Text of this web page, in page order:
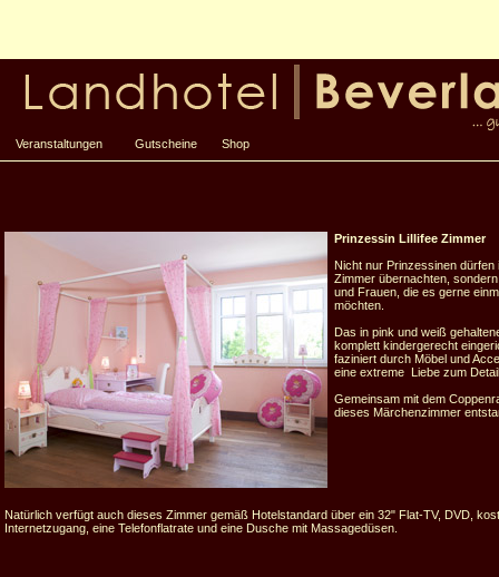
Veranstaltungen Gutscheine Shop
Prinzessin Lillifee Zimmer
Nicht nur Prinzessinen dürfen
Zimmer übernachten,
und Frauen, die es gerne
möchten.
Das in pink und weiß
komplett kindergerecht
faziniert durch Möbel und
eine extreme Liebe zum
Gemeinsam mit dem
dieses Märchenzimmer
Natürlich verfügt auch dieses Zimmer gemäß Hotelstandard über ein 32" Flat-TV, DVD,
Internetzugang, eine Telefonflatrate und eine Dusche mit Massagedüsen.